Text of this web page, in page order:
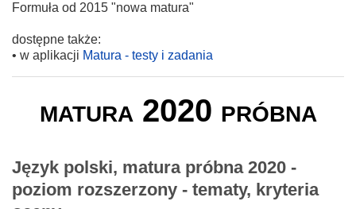
Formuła od 2015 "nowa matura"
dostępne także:
• w aplikacji Matura - testy i zadania
matura 2020 próbna
Język polski, matura próbna 2020 -
poziom rozszerzony - tematy, kryteria